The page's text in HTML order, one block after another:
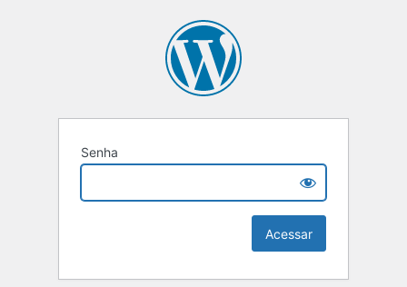
Senha